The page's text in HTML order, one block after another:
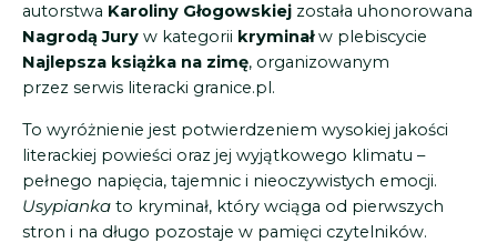
autorstwa Karoliny Głogowskiej została uhonorowana
Nagrodą Jury w kategorii kryminałw plebiscycie
Najlepsza książka na zimę, organizowanym
przez serwis literacki granice.pl.
To wyróżnienie jest potwierdzeniem wysokiej jakości
literackiej powieści oraz jej wyjątkowego klimatu –
pełnego napięcia, tajemnic i nieoczywistych emocji.
Usypianka to kryminał, który wciąga od pierwszych
stron i na długo pozostaje w pamięci czytelników.